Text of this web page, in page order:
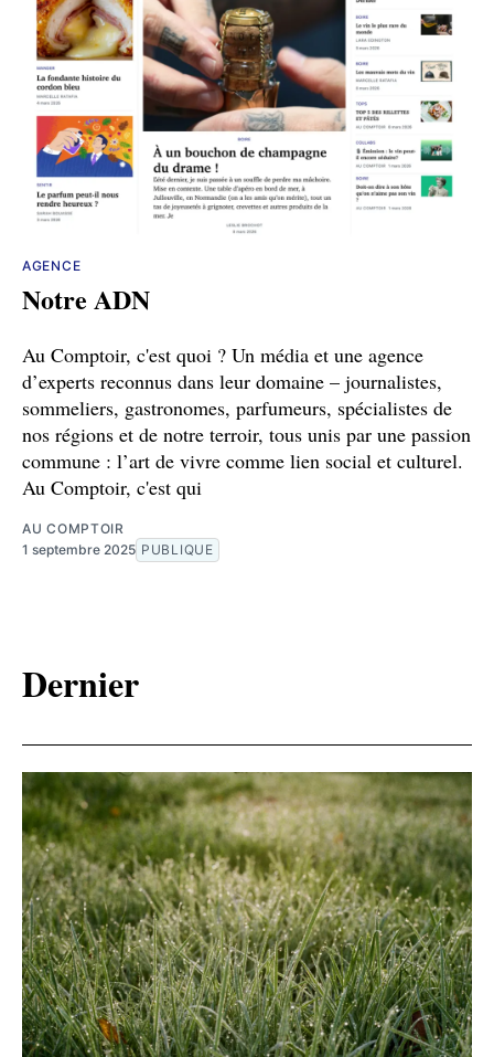
AGENCE
Notre ADN
Au Comptoir, c'est quoi ? Un média et une agence
d’experts reconnus dans leur domaine – journalistes,
sommeliers, gastronomes, parfumeurs, spécialistes de
nos régions et de notre terroir, tous unis par une passion
commune : l’art de vivre comme lien social et culturel.
Au Comptoir, c'est qui
AU COMPTOIR
1 septembre 2025 PUBLIQUE
Dernier